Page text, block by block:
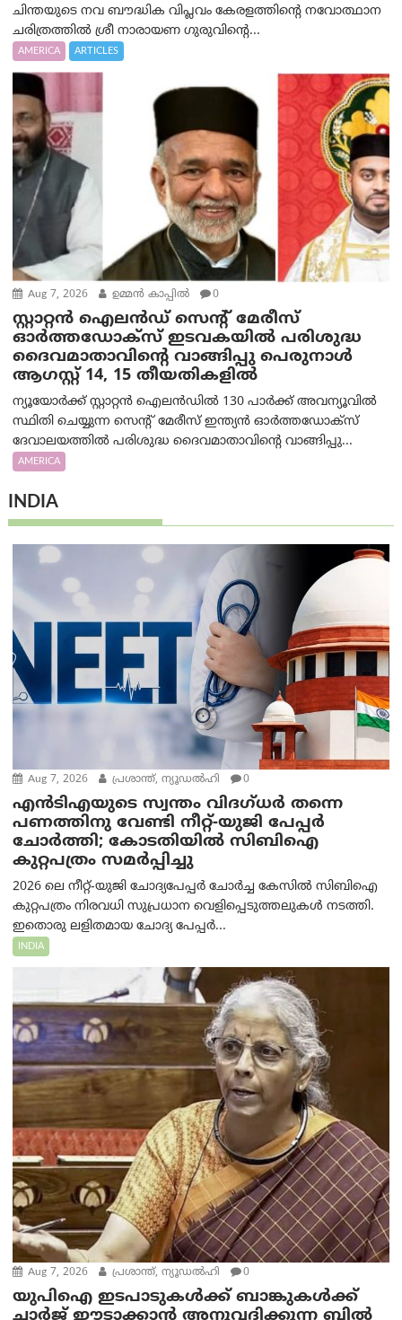
ചിന്തയുടെ നവ ബൗദ്ധിക വിപ്ലവം കേരളത്തിന്റെ നവോത്ഥാന
ചരിത്രത്തിൽ ശ്രീ നാരായണ ഗുരുവിന്റെ...
AMERICA ARTICLES
Aug 7, 2026 ഉമ്മന്‍ കാപ്പില്‍ 0
സ്റ്റാറ്റൻ ഐലൻഡ് സെന്റ് മേരീസ്
ഓർത്തഡോക്സ് ഇടവകയിൽ പരിശുദ്ധ
ദൈവമാതാവിന്റെ വാങ്ങിപ്പു പെരുനാൾ
ആഗസ്റ്റ് 14, 15 തീയതികളിൽ
ന്യൂയോർക്ക് സ്റ്റാറ്റൻ ഐലൻഡിൽ 130 പാർക്ക് അവന്യൂവിൽ
സ്ഥിതി ചെയ്യുന്ന സെന്റ് മേരീസ് ഇന്ത്യൻ ഓർത്തഡോക്സ്
ദേവാലയത്തിൽ പരിശുദ്ധ ദൈവമാതാവിന്റെ വാങ്ങിപ്പു...
AMERICA
INDIA
Aug 7, 2026 പ്രശാന്ത്, ന്യൂഡല്‍ഹി 0
എൻ‌ടി‌എയുടെ സ്വന്തം വിദഗ്ധർ തന്നെ
പണത്തിനു വേണ്ടി നീറ്റ്-യു‌ജി പേപ്പർ
ചോർത്തി; കോടതിയില്‍ സിബിഐ
കുറ്റപത്രം സമര്‍പ്പിച്ചു
2026 ലെ നീറ്റ്-യുജി ചോദ്യപേപ്പർ ചോർച്ച കേസിൽ സിബിഐ
കുറ്റപത്രം നിരവധി സുപ്രധാന വെളിപ്പെടുത്തലുകൾ നടത്തി.
ഇതൊരു ലളിതമായ ചോദ്യ പേപ്പർ...
INDIA
Aug 7, 2026 പ്രശാന്ത്, ന്യൂഡല്‍ഹി 0
യുപിഐ ഇടപാടുകൾക്ക് ബാങ്കുകൾക്ക്
ചാർജ് ഈടാക്കാൻ അനുവദിക്കുന്ന ബിൽ